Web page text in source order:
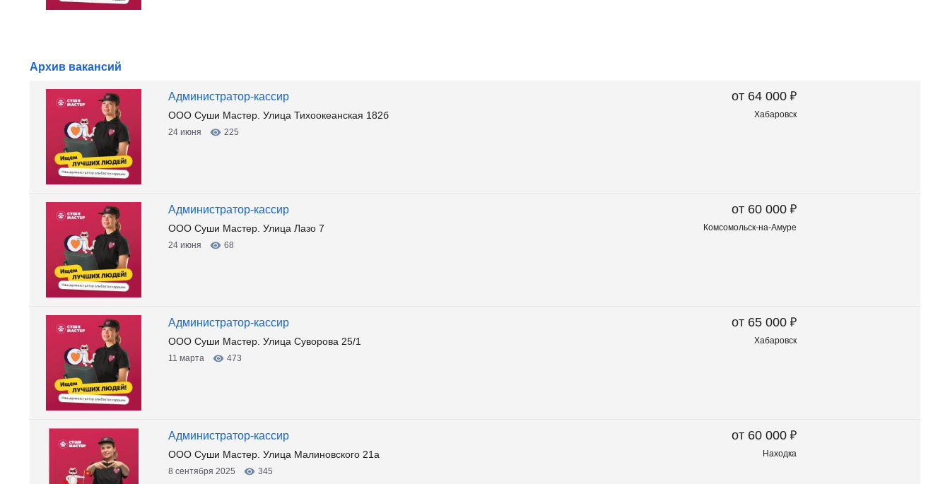
Архив вакансий
от 64 000 ₽
Хабаровск
Администратор-кассир
ООО Суши Мастер. Улица Тихоокеанская 182б
24 июня 225
от 60 000 ₽
Комсомольск-на-Амуре
Администратор-кассир
ООО Суши Мастер. Улица Лазо 7
24 июня 68
от 65 000 ₽
Хабаровск
Администратор-кассир
ООО Суши Мастер. Улица Суворова 25/1
11 марта 473
от 60 000 ₽
Находка
Администратор-кассир
ООО Суши Мастер. Улица Малиновского 21а
8 сентября 2025 345